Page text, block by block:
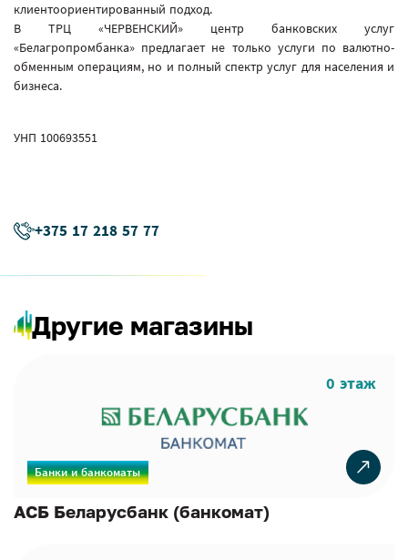
клиентоориентированный подход.
В ТРЦ «ЧЕРВЕНСКИЙ» центр банковских услуг
«Белагропромбанка» предлагает не только услуги по валютно-
обменным операциям, но и полный спектр услуг для населения и
бизнеса.
УНП 100693551
+375 17 218 57 77
Другие магазины
Банки и банкоматы
0 этаж
АСБ Беларусбанк (банкомат)